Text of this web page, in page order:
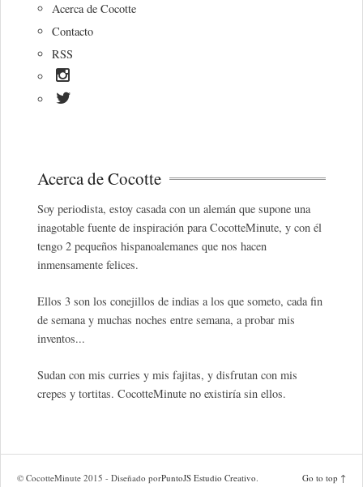
Acerca de Cocotte
Contacto
RSS
Acerca de Cocotte
Soy periodista, estoy casada con un alemán que supone una
inagotable fuente de inspiración para CocotteMinute, y con él
tengo 2 pequeños hispanoalemanes que nos hacen
inmensamente felices.
Ellos 3 son los conejillos de indias a los que someto, cada fin
de semana y muchas noches entre semana, a probar mis
inventos...
Sudan con mis curries y mis fajitas, y disfrutan con mis
crepes y tortitas. CocotteMinute no existiría sin ellos.
© CocotteMinute 2015 - Diseñado porPuntoJS Estudio Creativo Go to top ↑